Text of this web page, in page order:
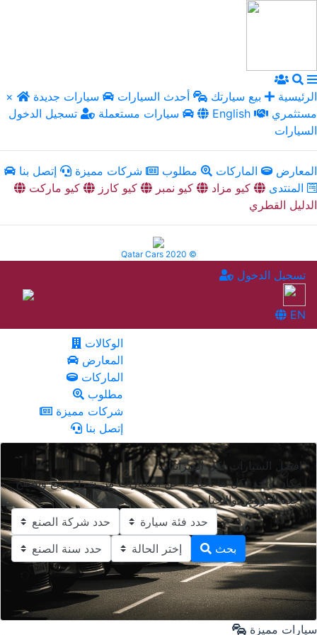
× الرئيسية بيع سيارتك أحدث السيارات
سيارات جديدة
سيارات مستعملة
تسجيل الدخول English
السيارات
المعارض الماركات مطلوب شركات مميزة
إتصل بنا
المنتدى
كيو مزاد كيو نمبر كيو كارز
كيو ماركت
الدليل القطري
Qatar Cars 2020 ©
تسجيل الدخول
EN
الوكالات
المعارض
الماركات
مطلوب
شركات مميزة
إتصل بنا
افضل السيارات لكل الميزانيات
مكان واحد لكل ما تحتاجه عن السيارات من شراء وبيع وتصفح
أجدد العروض والأخبار
بحث
سيارات مميزة